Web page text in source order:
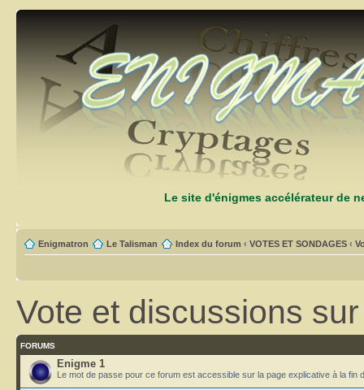
Le site d'énigmes accélérateur de
Enigmatron Le Talisman Index du forum ‹ VOTES ET SONDAGES ‹
Vote et discussions
FORUMS
Enigme 1
Le mot de passe pour ce forum est accessible sur la page explicative à la fin